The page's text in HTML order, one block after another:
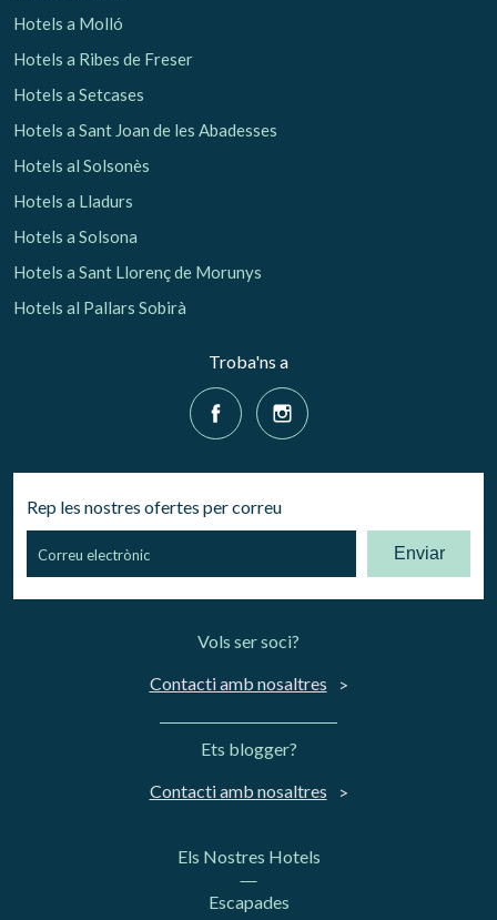
Hotels a Molló
Hotels a Ribes de Freser
Hotels a Setcases
Hotels a Sant Joan de les Abadesses
Hotels al Solsonès
Hotels a Lladurs
Hotels a Solsona
Hotels a Sant Llorenç de Morunys
Hotels al Pallars Sobirà
Troba'ns a
Rep les nostres ofertes per correu
Enviar
Vols ser soci?
Contacti amb nosaltres
Ets blogger?
Contacti amb nosaltres
Els Nostres Hotels
Escapades